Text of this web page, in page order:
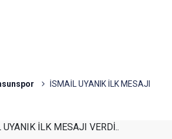
İSMAİL UYANIK İLK MESAJI